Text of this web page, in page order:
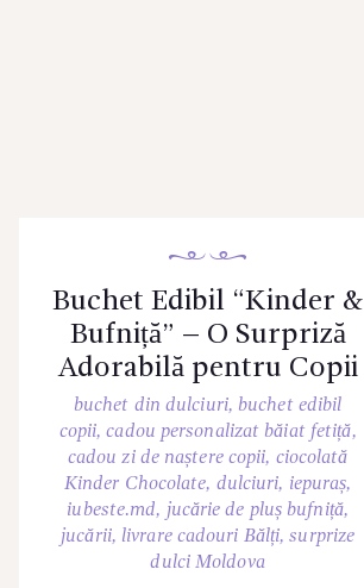
Buchet Edibil “Kinder &
Bufniță” – O Surpriză
Adorabilă pentru Copii
buchet din dulciuri, buchet edibil
copii,cadou personalizat băiat fetiță,
cadou zi de naștere copii, ciocolată
Kinder Chocolate, dulciuri, iepuraș,
iubeste.md, jucărie de pluș bufniță,
jucării, livrare cadouri Bălți,surprize
dulci Moldova